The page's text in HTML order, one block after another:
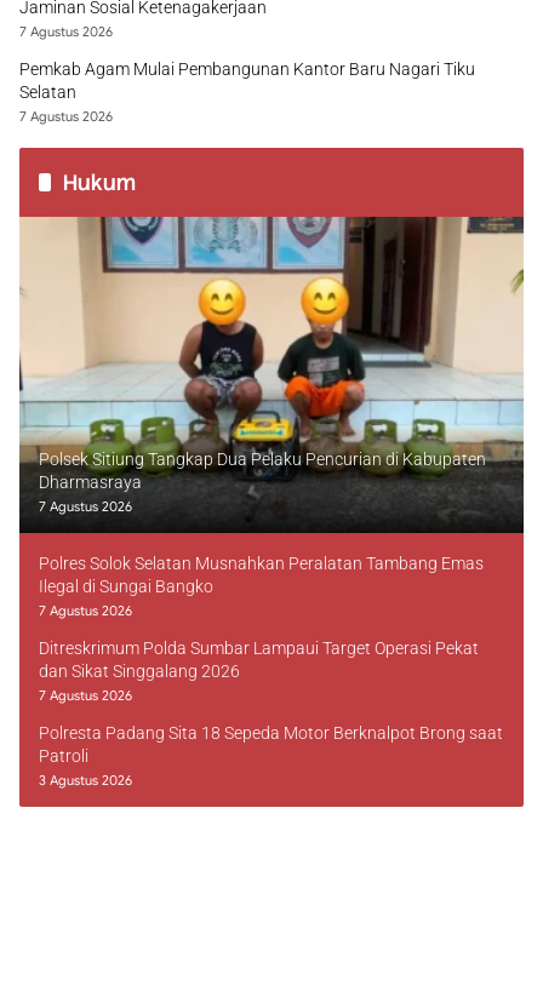
Jaminan Sosial Ketenagakerjaan
7 Agustus 2026
Pemkab Agam Mulai Pembangunan Kantor Baru Nagari Tiku
Selatan
7 Agustus 2026
Hukum
Polsek Sitiung Tangkap Dua Pelaku Pencurian di Kabupaten
Dharmasraya
7 Agustus 2026
Polres Solok Selatan Musnahkan Peralatan Tambang Emas
Ilegal di Sungai Bangko
7 Agustus 2026
Ditreskrimum Polda Sumbar Lampaui Target Operasi Pekat
dan Sikat Singgalang 2026
7 Agustus 2026
Polresta Padang Sita 18 Sepeda Motor Berknalpot Brong saat
Patroli
3 Agustus 2026